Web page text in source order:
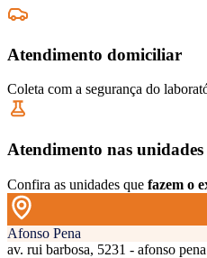
Atendimento domiciliar
Coleta com a segurança do
Atendimento nas unidades
Confira as unidades que fazem o
Afonso Pena
av. rui barbosa, 5231 - afonso